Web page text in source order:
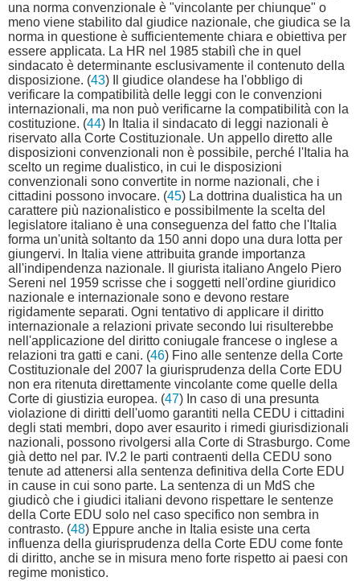
una norma convenzionale è "vincolante per chiunque" o
meno viene stabilito dal giudice nazionale, che giudica se la
norma in questione è sufficientemente chiara e obiettiva per
essere applicata. La HR nel 1985 stabilì che in quel
sindacato è determinante esclusivamente il contenuto della
disposizione. (43) Il giudice olandese ha l'obbligo di
verificare la compatibilità delle leggi con le convenzioni
internazionali, ma non può verificarne la compatibilità con la
costituzione. (44) In Italia il sindacato di leggi nazionali è
riservato alla Corte Costituzionale. Un appello diretto alle
disposizioni convenzionali non è possibile, perché l'Italia ha
scelto un regime dualistico, in cui le disposizioni
convenzionali sono convertite in norme nazionali, che i
cittadini possono invocare. (45) La dottrina dualistica ha un
carattere più nazionalistico e possibilmente la scelta del
legislatore italiano è una conseguenza del fatto che l'Italia
forma un'unità soltanto da 150 anni dopo una dura lotta per
giungervi. In Italia viene attribuita grande importanza
all'indipendenza nazionale. Il giurista italiano Angelo Piero
Sereni nel 1959 scrisse che i soggetti nell'ordine giuridico
nazionale e internazionale sono e devono restare
rigidamente separati. Ogni tentativo di applicare il diritto
internazionale a relazioni private secondo lui risulterebbe
nell'applicazione del diritto coniugale francese o inglese a
relazioni tra gatti e cani. (46) Fino alle sentenze della Corte
Costituzionale del 2007 la giurisprudenza della Corte EDU
non era ritenuta direttamente vincolante come quelle della
Corte di giustizia europea. (47) In caso di una presunta
violazione di diritti dell'uomo garantiti nella CEDU i cittadini
degli stati membri, dopo aver esaurito i rimedi giurisdizionali
nazionali, possono rivolgersi alla Corte di Strasburgo. Come
già detto nel par. IV.2 le parti contraenti della CEDU sono
tenute ad attenersi alla sentenza definitiva della Corte EDU
in cause in cui sono parte. La sentenza di un MdS che
giudicò che i giudici italiani devono rispettare le sentenze
della Corte EDU solo nel caso specifico non sembra in
contrasto. (48) Eppure anche in Italia esiste una certa
influenza della giurisprudenza della Corte EDU come fonte
di diritto, anche se in misura meno forte rispetto ai paesi con
regime monistico.